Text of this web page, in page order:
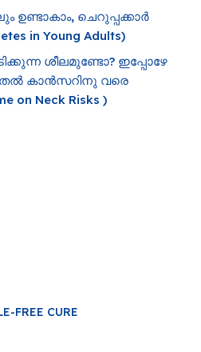
ഉണ്ടാകാം, ചെറുപ്പക്കാർ
in Young Adults)
ശീലമുണ്ടോ? ഇപ്പോഴേ
കാൻസറിനു വരെ
on Neck Risks )
FREE CURE